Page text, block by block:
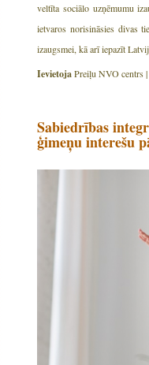
veltīta sociālo uzņēmumu
ietvaros norisināsies divas
izaugsmei, kā arī iepazīt
IevietojaPreiļu NVO centrs |
Sabiedrības
ģimeņu interešu